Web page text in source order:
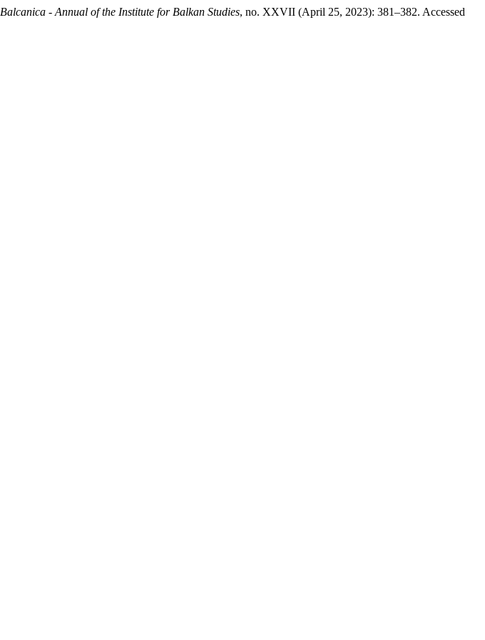
Balcanica - Annual of the Institute for Balkan Studies, no. XXVII (April 25, 2023): 381–382. Accessed